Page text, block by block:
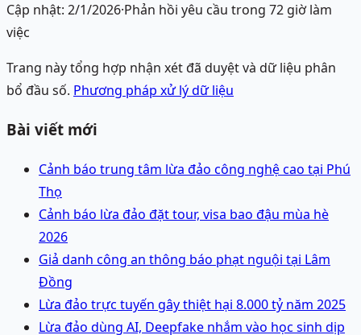
Cập nhật: 2/1/2026·Phản hồi yêu cầu trong 72 giờ làm
việc
Trang này tổng hợp nhận xét đã duyệt và dữ liệu phân
bổ đầu số. Phương pháp xử lý dữ liệu
Bài viết mới
Cảnh báo trung tâm lừa đảo công nghệ cao tại Phú
Thọ
Cảnh báo lừa đảo đặt tour, visa bao đậu mùa hè
2026
Giả danh công an thông báo phạt nguội tại Lâm
Đồng
Lừa đảo trực tuyến gây thiệt hại 8.000 tỷ năm 2025
Lừa đảo dùng AI, Deepfake nhắm vào học sinh dịp